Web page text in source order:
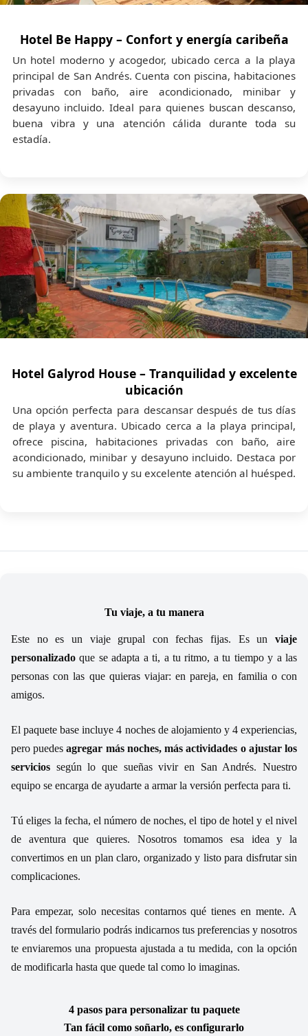
Traslados no contemplados:
Desplazamientos fuera de las actividades
programadas o que no estén asociados al
itinerario contratado.
🎟️Entradas opcionales y actividades extra:
🏝️Impuesto de ingreso a la isla:Tarjeta de
Turismo (Tarjeta Ocre), obligatoria para el
ingreso a San Andrés y pagadera en el
aeropuerto o según indicaciones de la
aerolínea.
📩 Si tienes dudas sobre los servicios incluidos o
deseas personalizar tu paquete, nuestro equipo
estará disponible para asesorarte antes y durante tu
viaje.
Hotel Be Happy – Confort y energía caribeña
Un hotel moderno y acogedor, ubicado cerca a la playa
principal de San Andrés. Cuenta con piscina, habitaciones
privadas con baño, aire acondicionado, minibar y
desayuno incluido. Ideal para quienes buscan descanso,
buena vibra y una atención cálida durante toda su
estadía.
Hotel Galyrod House – Tranquilidad y excelente
ubicación
Una opción perfecta para descansar después de tus días
de playa y aventura. Ubicado cerca a la playa principal,
ofrece piscina, habitaciones privadas con baño, aire
acondicionado, minibar y desayuno incluido. Destaca por
su ambiente tranquilo y su excelente atención al huésped.
Tu viaje, a tu manera
Este no es un viaje grupal con fechas fijas. Es un viaje
personalizado que se adapta a ti, a tu ritmo, a tu tiempo y a las
personas con las que quieras viajar: en pareja, en familia o con
amigos.
El paquete base incluye 4 noches de alojamiento y 4 experiencias,
pero puedesagregar más noches, más actividades o ajustar los
servicios según lo que sueñas vivir en San Andrés. Nuestro
equipo se encarga de ayudarte a armar la versión perfecta para ti.
Tú eliges la fecha, el número de noches, el tipo de hotel y el nivel
de aventura que quieres. Nosotros tomamos esa idea y la
convertimos en un plan claro, organizado y listo para disfrutar sin
complicaciones.
Para empezar, solo necesitas contarnos qué tienes en mente. A
través del formulario podrás indicarnos tus preferencias y nosotros
te enviaremos una propuesta ajustada a tu medida, con la opción
de modificarla hasta que quede tal como lo imaginas.
4 pasos para personalizar tu paquete
Tan fácil como soñarlo, es configurarlo